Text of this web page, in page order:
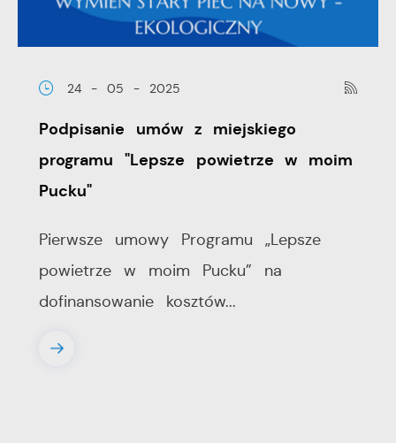
24 - 05 - 2025
Podpisanie umów z miejskiego
programu "Lepsze powietrze w moim
Pucku"
Pierwsze umowy Programu „Lepsze
powietrze w moim Pucku” na
dofinansowanie kosztów...